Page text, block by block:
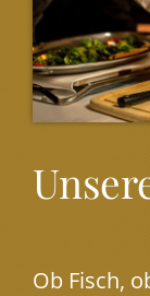
Ob Fisch,